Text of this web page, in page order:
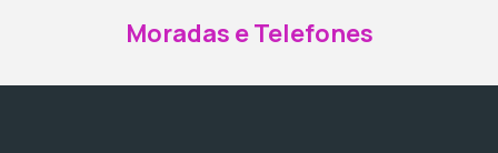
Moradas e Telefones